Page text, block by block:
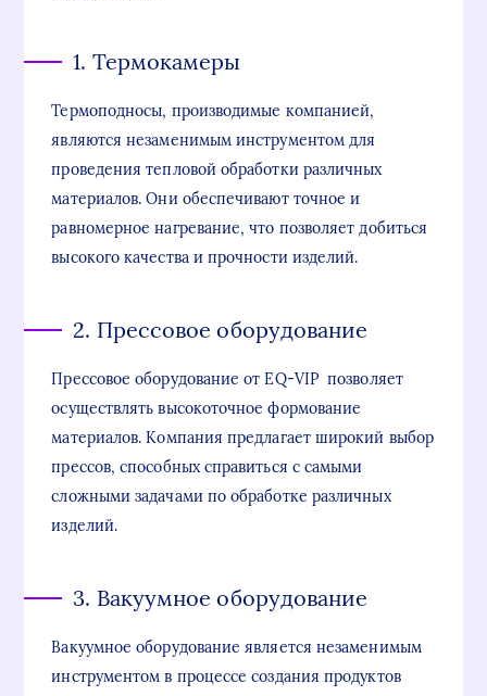
1. Термокамеры
Термоподносы, производимые компанией,
являются незаменимым инструментом для
проведения тепловой обработки различных
материалов. Они обеспечивают точное и
равномерное нагревание, что позволяет добиться
высокого качества и прочности изделий.
2. Прессовое оборудование
Прессовое оборудование от EQ-VIP позволяет
осуществлять высокоточное формование
материалов. Компания предлагает широкий выбор
прессов, способных справиться с самыми
сложными задачами по обработке различных
изделий.
3. Вакуумное оборудование
Вакуумное оборудование является незаменимым
инструментом в процессе создания продуктов